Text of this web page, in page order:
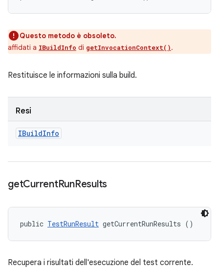
Questo metodo è obsoleto.
affidati a IBuildInfo di getInvocationContext().
Restituisce le informazioni sulla build.
Resi
IBuildInfo
getCurrentRunResults
public TestRunResult getCurrentRunResults ()
Recupera i risultati dell'esecuzione del test corrente.